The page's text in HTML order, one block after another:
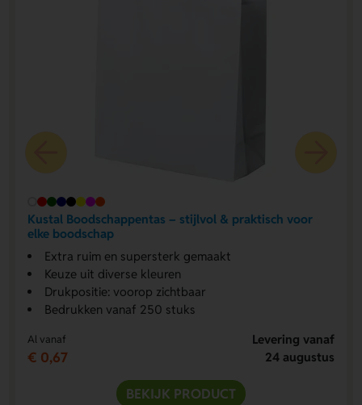
Kustal Boodschappentas – stijlvol & praktisch voor
elke boodschap
Extra ruim en supersterk gemaakt
Keuze uit diverse kleuren
Drukpositie: voorop zichtbaar
Bedrukken vanaf 250 stuks
Al vanaf
€ 0,67
Levering vanaf
24 augustus
BEKIJK PRODUCT